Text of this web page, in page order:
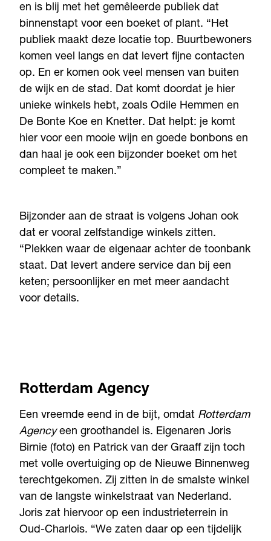
en is blij met het gemêleerde publiek dat
binnenstapt voor een boeket of plant. “Het
publiek maakt deze locatie top. Buurtbewoners
komen veel langs en dat levert fijne contacten
op. En er komen ook veel mensen van buiten
de wijk en de stad. Dat komt doordat je hier
unieke winkels hebt, zoals Odile Hemmen en
De Bonte Koe en Knetter. Dat helpt: je komt
hier voor een mooie wijn en goede bonbons en
dan haal je ook een bijzonder boeket om het
compleet te maken.”
Bijzonder aan de straat is volgens Johan ook
dat er vooral zelfstandige winkels zitten.
“Plekken waar de eigenaar achter de toonbank
staat. Dat levert andere service dan bij een
keten; persoonlijker en met meer aandacht
voor details.
Rotterdam Agency
Een vreemde eend in de bijt, omdat Rotterdam
Agencyeen groothandel is. Eigenaren Joris
Birnie (foto) en Patrick van der Graaff zijn toch
met volle overtuiging op de Nieuwe Binnenweg
terechtgekomen. Zij zitten in de smalste winkel
van de langste winkelstraat van Nederland.
Joris zat hiervoor op een industrieterrein in
Oud-Charlois. “We zaten daar op een tijdelijk